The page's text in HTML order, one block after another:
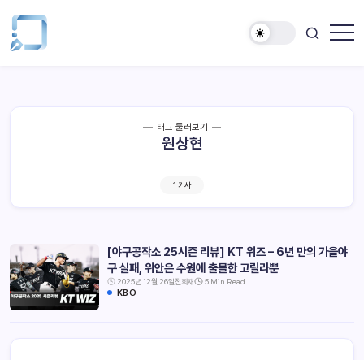
태그 둘러보기
원상현
1 기사
[야구공작소 25시즌 리뷰] KT 위즈 – 6년 만의 가을야
구 실패, 위안은 수원에 출몰한 고릴라뿐
2025년 12월 26일전희재 5 Min Read
KBO